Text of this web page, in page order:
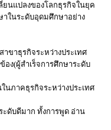
ยนแปลงของโลกธุรกิจในยุค
ในระดับอุดมศึกษาอย่าง
ขาธุรกิจระหว่างประเทศ
ง(ผู้สำเร็จการศึกษาระดับ
นภาคธุรกิจระหว่างประเทศ
ะดับดีมาก ทั้งการพูด อ่าน